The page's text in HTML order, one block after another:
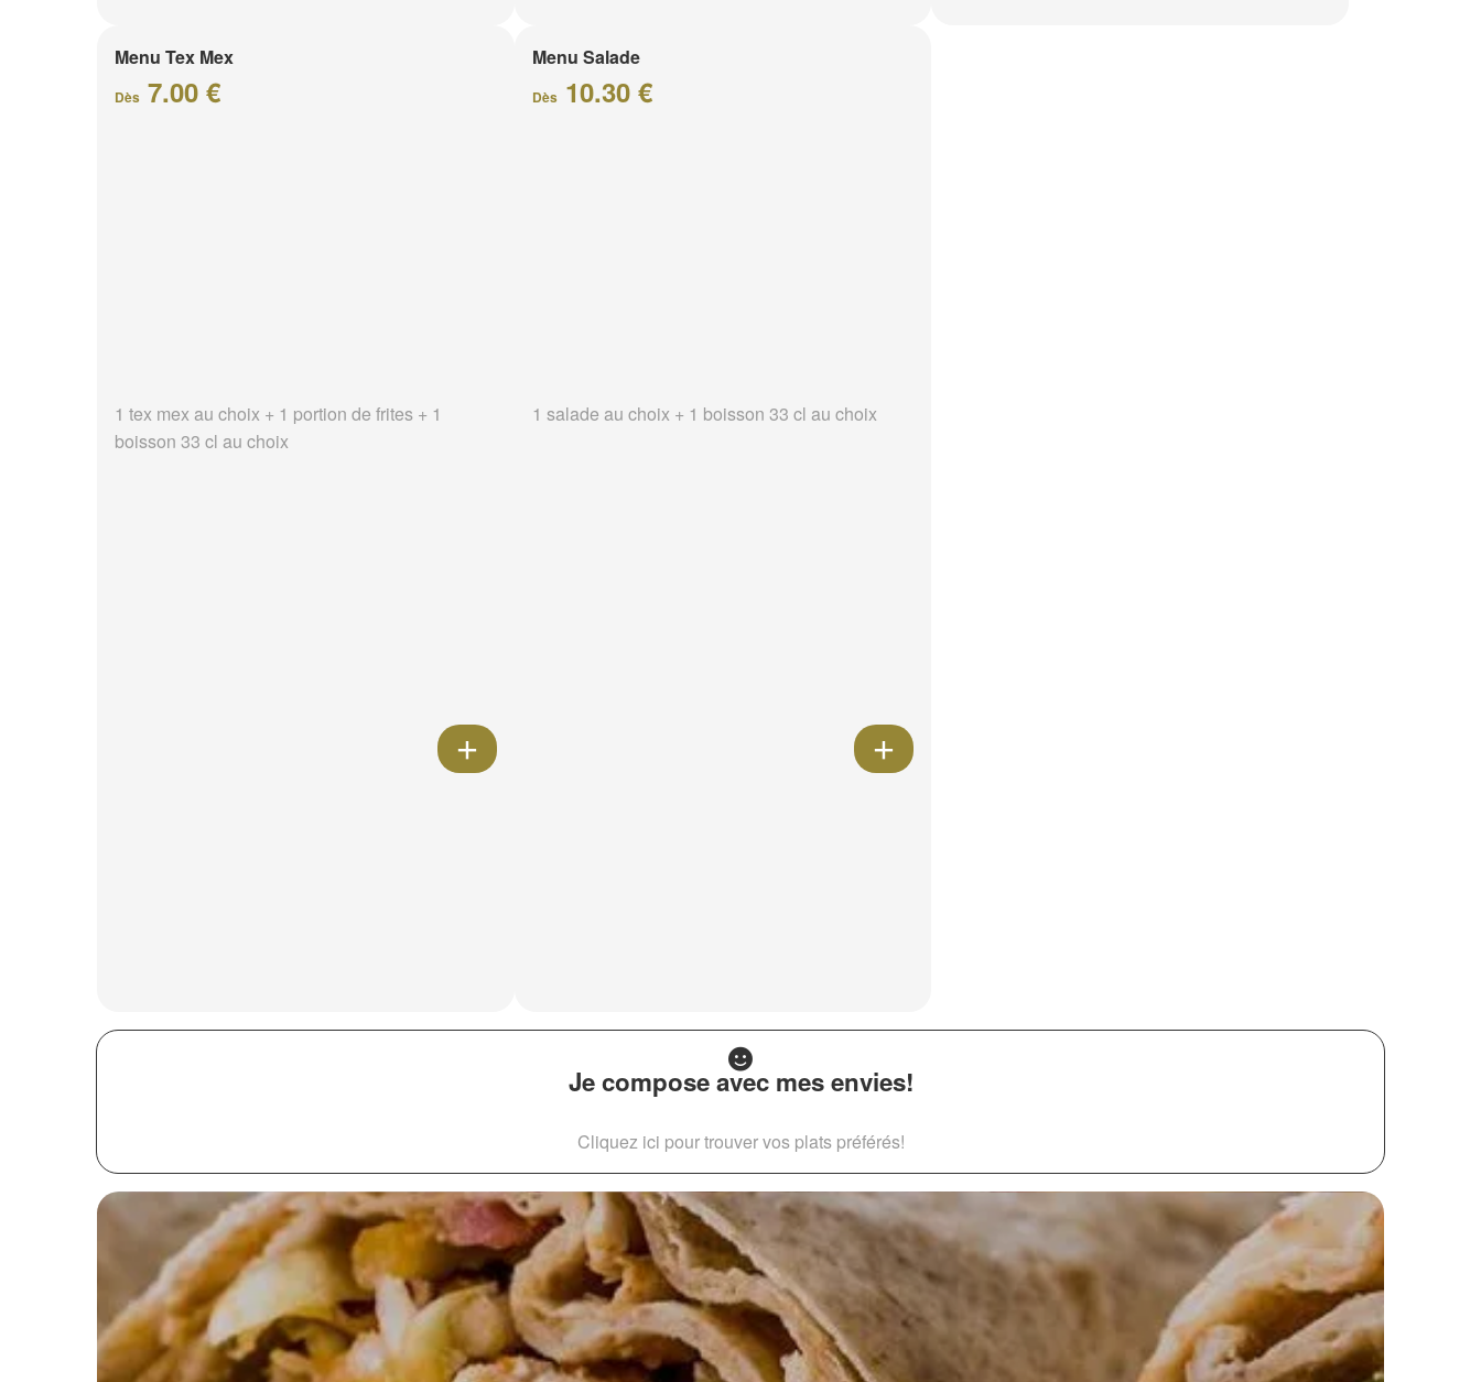
Menu Tex Mex
Dès 7.00 €
1 tex mex au choix + 1 portion de frites + 1
boisson 33 cl au choix
Menu Salade
Dès10.30 €
1 salade au choix + 1 boisson 33 cl au choix
Je compose avec mes envies!
Cliquez ici pour trouver vos plats préférés!